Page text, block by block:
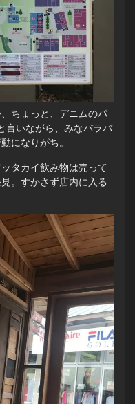
ちょっと、デニムのパ
言いながら、みなバラバ
になりがち。
タカイ飲み物は売って
。すかさず店内に入る